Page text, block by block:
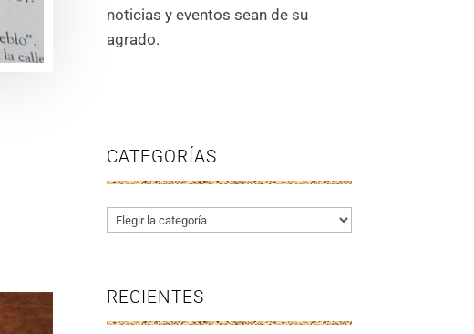
noticias y eventos sean de su
agrado.
CATEGORÍAS
Categorías
RECIENTES